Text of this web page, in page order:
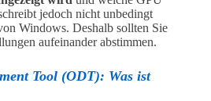
jedoch nicht unbedingt
Windows. Deshalb sollten Sie
aufeinander abstimmen.
Tool (ODT): Was ist